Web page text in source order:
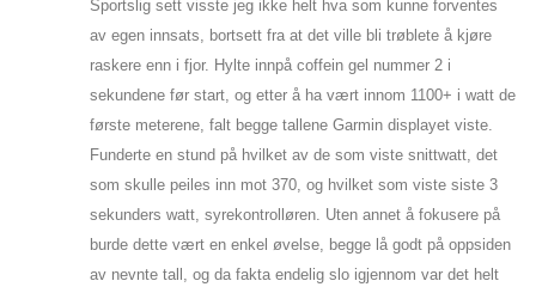
Sportslig sett visste jeg ikke helt hva som kunne forventes
av egen innsats, bortsett fra at det ville bli trøblete å kjøre
raskere enn i fjor. Hylte innpå coffein gel nummer 2 i
sekundene før start, og etter å ha vært innom 1100+ i watt de
første meterene, falt begge tallene Garmin displayet viste.
Funderte en stund på hvilket av de som viste snittwatt, det
som skulle peiles inn mot 370, og hvilket som viste siste 3
sekunders watt, syrekontrolløren. Uten annet å fokusere på
burde dette vært en enkel øvelse, begge lå godt på oppsiden
av nevnte tall, og da fakta endelig slo igjennom var det helt